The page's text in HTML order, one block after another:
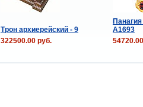
Трон архиерейский - 9
A1693
322500.00 руб.